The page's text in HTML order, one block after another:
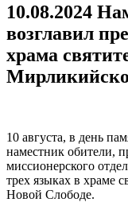
10.08.2024
возглавил
храма
10 августа, в день
наместник обители,
миссионерского
трех языках в храме
Новой Слободе.